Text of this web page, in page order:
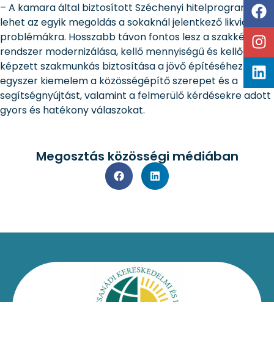
– A kamara által biztosított Széchenyi hitelprogram
lehet az egyik megoldás a sokaknál jelentkező likviditási
problémákra. Hosszabb távon fontos lesz a szakképzési
rendszer modernizálása, kellő mennyiségű és kellően
képzett szakmunkás biztosítása a jövő építéséhez. Még
egyszer kiemelem a közösségépítő szerepet és a
segítségnyújtást, valamint a felmerülő kérdésekre adott
gyors és hatékony válaszokat.
Megosztás közösségi médiában